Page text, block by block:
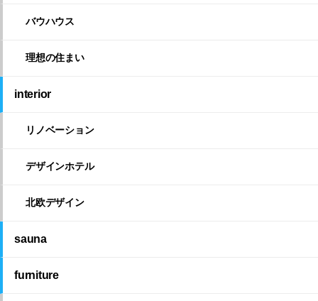
バウハウス
理想の住まい
interior
リノベーション
デザインホテル
北欧デザイン
sauna
furniture